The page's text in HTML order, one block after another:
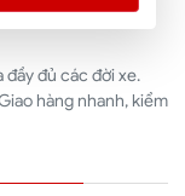
đủ các đời xe.
hàng nhanh, kiểm